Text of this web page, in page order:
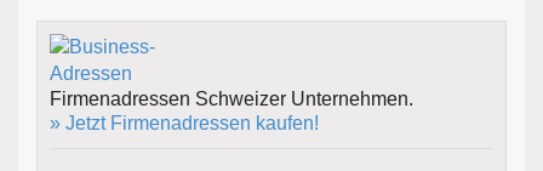
Firmenadressen Schweizer Unternehmen.
» Jetzt Firmenadressen kaufen!